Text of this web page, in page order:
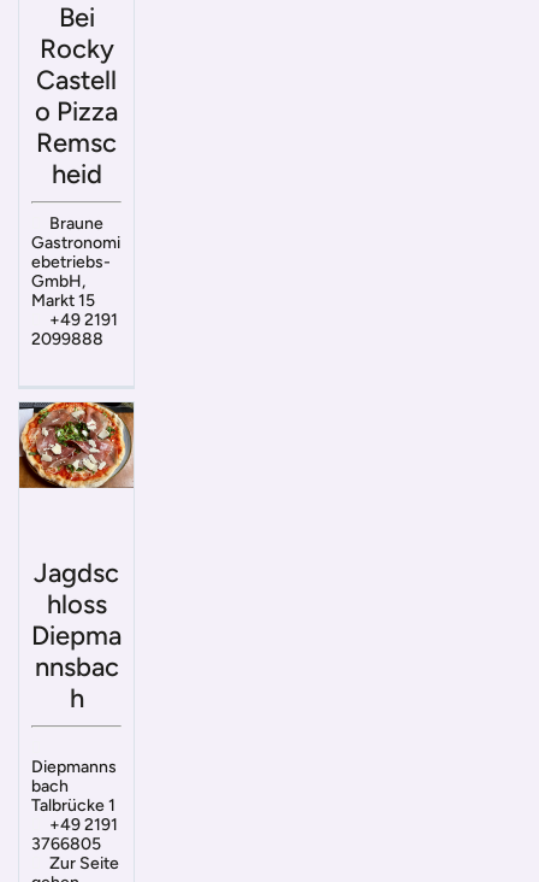
Bei
Rocky
Castell
o Pizza
Remsc
heid
Braune
Gastronomi
ebetriebs-
GmbH,
Markt 15
+49 2191
2099888
Jagdsc
hloss
Diepma
nnsbac
h
Diepmanns
bach
Talbrücke 1
+49 2191
3766805
Zur Seite